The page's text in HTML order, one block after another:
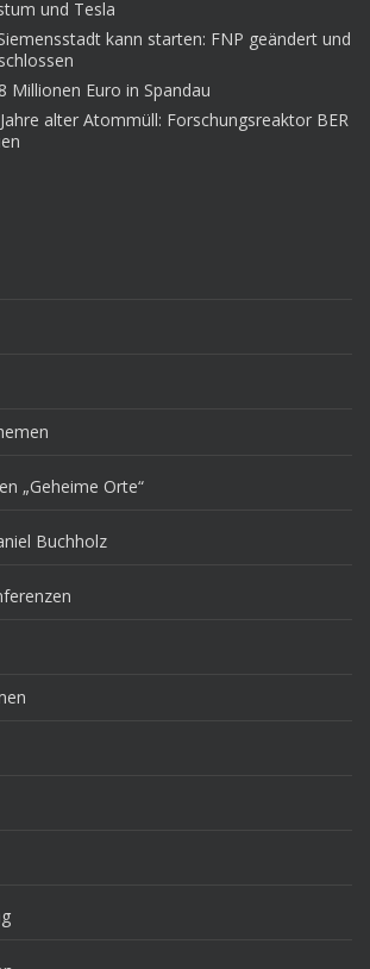
und Tesla
kann starten: FNP geändert und
Millionen Euro in Spandau
alter Atommüll: Forschungsreaktor BER
„Geheime Orte“
Buchholz